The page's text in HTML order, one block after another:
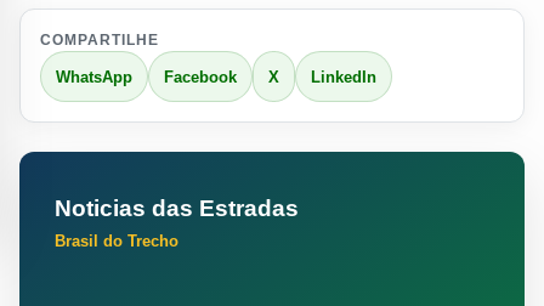
COMPARTILHE
WhatsApp Facebook X LinkedIn